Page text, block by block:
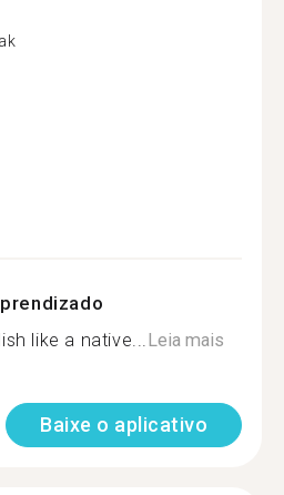
like a native...Leia mais
Baixe o aplicativo